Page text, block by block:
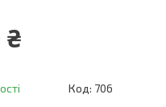
₴
Код: 706